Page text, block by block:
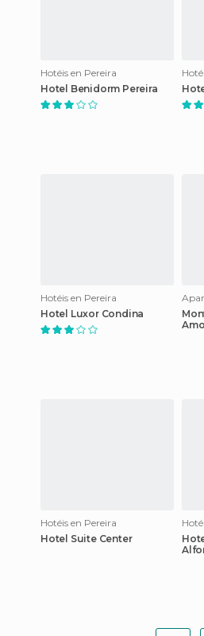
Hotéis en Pereira
Hotel Benidorm Pereira
Hotéis en Pereira
Hotel Luxor Condina
Hotéis en Pereira
Hotel Suite Center